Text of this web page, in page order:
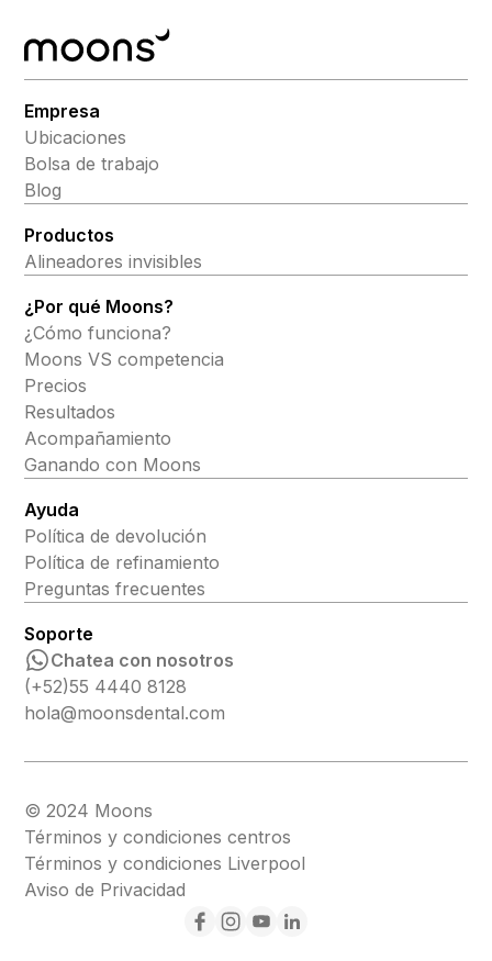
Empresa
Ubicaciones
Bolsa de trabajo
Blog
Productos
Alineadores invisibles
¿Por qué Moons?
¿Cómo funciona?
Moons VS competencia
Precios
Resultados
Acompañamiento
Ganando con Moons
Ayuda
Política de devolución
Política de refinamiento
Preguntas frecuentes
Soporte
Chatea con nosotros
(+52)55 4440 8128
hola@moonsdental.com
© 2024 Moons
Términos y condiciones centros
Términos y condiciones Liverpool
Aviso de Privacidad